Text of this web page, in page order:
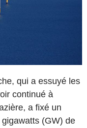
qui a essuyé les
continué à
a fixé un
(GW) de